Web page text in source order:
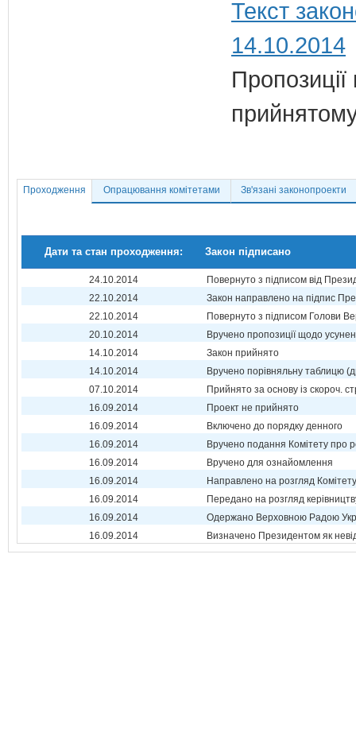
Текст
14.10.2014
Проходження Опрацювання комітетами Зв'язані законопроекти
Дати та стан проходження: Закон підписано
24.10.2014
Повернуто з підписом від
22.10.2014
Закон направлено на підпис
22.10.2014
Повернуто з підписом Голови
20.10.2014
Вручено пропозиції щодо
14.10.2014
Закон прийнято
14.10.2014
Вручено порівняльну таблицю
07.10.2014
Прийнято за основу із скороч.
16.09.2014
Проект не прийнято
16.09.2014
Включено до порядку денного
16.09.2014
Вручено подання Комітету про
16.09.2014
Вручено для ознайомлення
16.09.2014
Направлено на розгляд Комітету
16.09.2014
Передано на розгляд
16.09.2014
Одержано Верховною Радою
16.09.2014
Визначено Президентом як